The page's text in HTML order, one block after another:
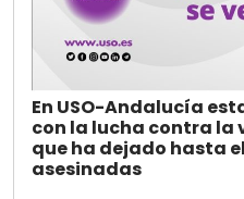
En USO-Andalucía
con la lucha contra la
que ha dejado hasta
asesinadas